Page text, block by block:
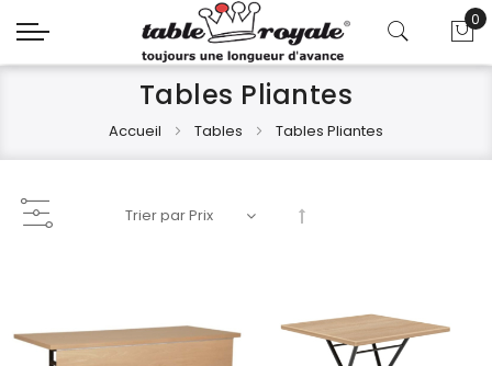
0
Tables Pliantes
Accueil Tables Tables Pliantes
décroissant